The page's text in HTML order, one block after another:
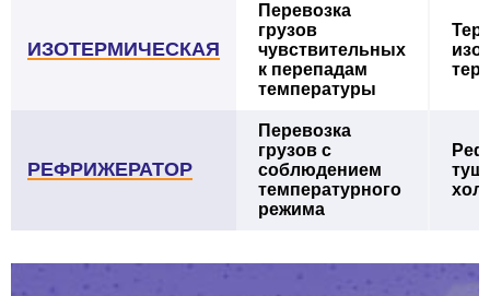
ИЗОТЕРМИЧЕСКАЯ
Перевозка
грузов
чувствительных
к перепадам
температуры
РЕФРИЖЕРАТОР
Перевозка
грузов с
соблюдением
температурного
режима